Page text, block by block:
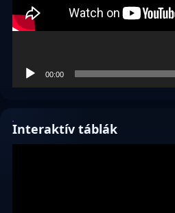
00:00
Interaktív táblák